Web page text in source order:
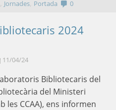
Jornades Portada 0
2024
11/04/24
Bibliotecaris del
del Ministeri
les CCAA), ens informen